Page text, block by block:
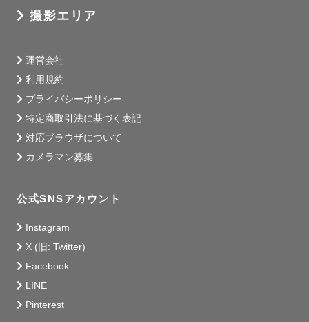
撮影エリア
運営会社
利用規約
プライバシーポリシー
特定商取引法に基づく表記
対応ブラウザについて
カメラマン募集
公式SNSアカウント
Instagram
X (旧: Twitter)
Facebook
LINE
Pinterest